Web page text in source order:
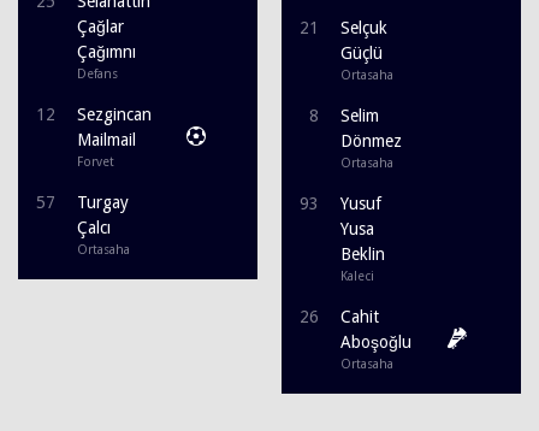
Çağlar
Çağımnı
Defans
12
Sezgincan
Mailmail
Forvet
57
Turgay
Çalcı
Ortasaha
21
Selçuk
Güçlü
Ortasaha
8
Selim
Dönmez
Ortasaha
93
Yusuf
Yusa
Beklin
Kaleci
26
Cahit
Aboşoğlu
Ortasaha